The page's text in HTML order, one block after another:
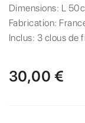
Dimensions: L
Fabrication:
Inclus: 3 clous de
30,00 €